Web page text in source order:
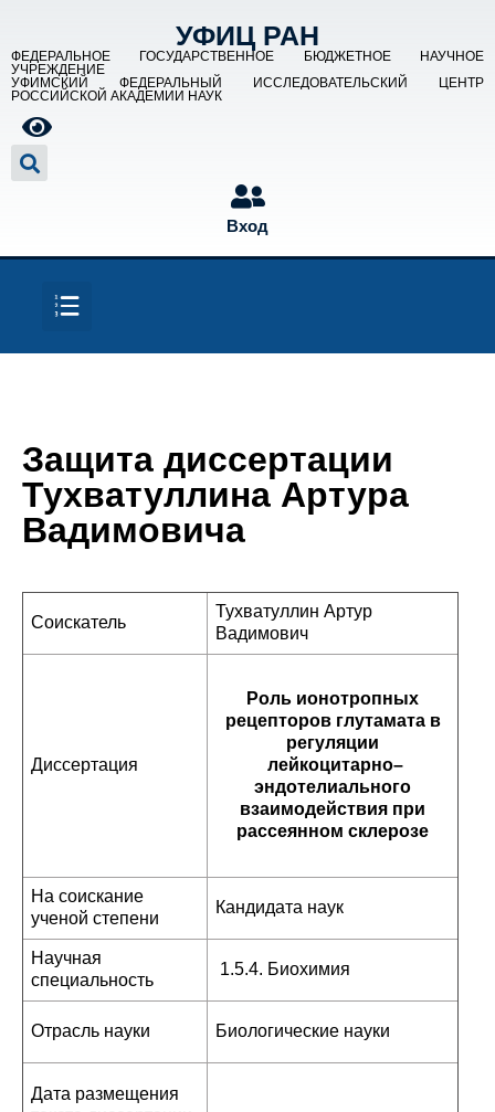
УФИЦ РАН
ФЕДЕРАЛЬНОЕ ГОСУДАРСТВЕННОЕ БЮДЖЕТНОЕ НАУЧНОЕ
УЧРЕЖДЕНИЕ
УФИМСКИЙ ФЕДЕРАЛЬНЫЙ ИССЛЕДОВАТЕЛЬСКИЙ ЦЕНТР
РОССИЙСКОЙ АКАДЕМИИ НАУК
Вход
Защита диссертации
Тухватуллина Артура
Вадимовича
Соискатель
Тухватуллин Артур
Вадимович
Диссертация
Роль ионотропных
рецепторов глутамата в
регуляции
лейкоцитарно–
эндотелиального
взаимодействия при
рассеянном склерозе
На соискание
ученой степени
Кандидата наук
Научная
специальность
1.5.4. Биохимия
Отрасль науки Биологические науки
Дата размещения